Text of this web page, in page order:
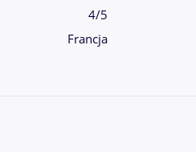
4/5
Francja